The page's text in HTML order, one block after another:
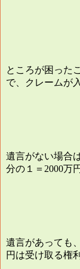
ところが困った
で、クレームが
遺言がない場合
分の１＝ 2000万
遺言があっても
円は受け取る権